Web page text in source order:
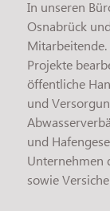
In unseren
Osnabrück
Projekte
öffentliche
und
und
Unternehmen
sowie